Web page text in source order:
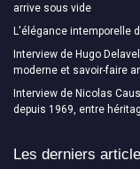
arrive sous vide
L'élégance intemporelle
Interview de Hugo
moderne et savoir-faire
Interview de Nicolas
depuis 1969, entre
Les derniers